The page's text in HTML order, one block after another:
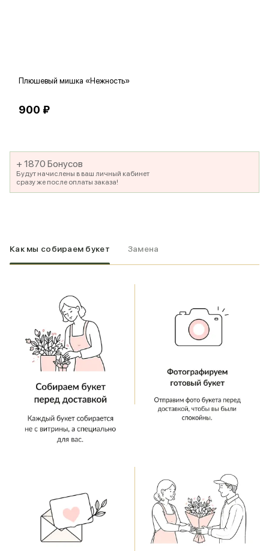
Плюшевый мишка «Нежность»
900 ₽
+ 1870 Бонусов
Будут начислены в ваш личный кабинет
сразу же после оплаты заказа!
Как мы собираем букет Замена